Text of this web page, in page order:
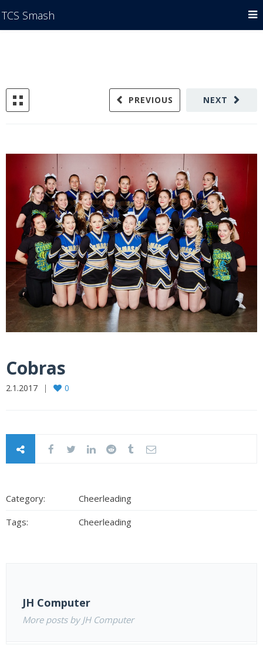
NEXT
PREVIOUS
Cobras
2.1.2017 0
Category:
Cheerleading
Tags:
Cheerleading
JH Computer
More posts by JH Computer
TCS Smash